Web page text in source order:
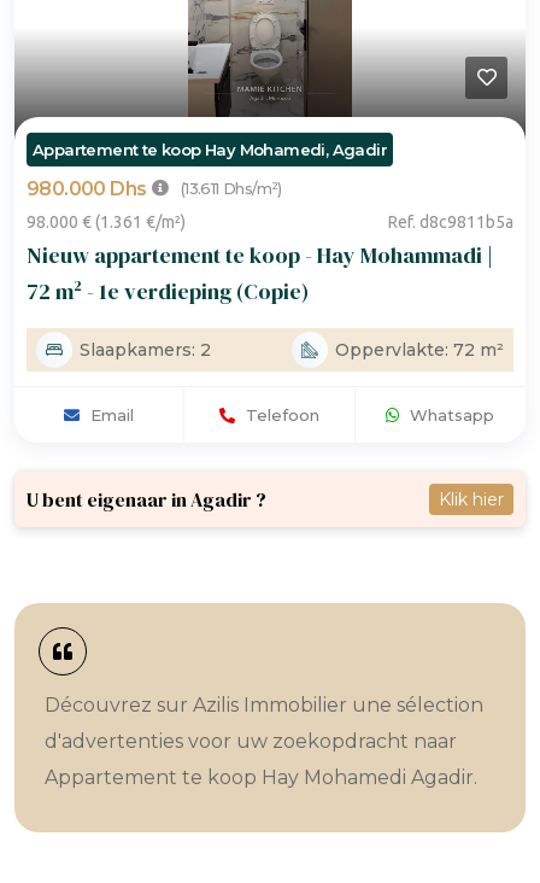
Appartement te koop Hay Mohamedi, Agadir
980.000 Dhs
(13.611 Dhs/m²)
98.000 € (1.361 €/m²)
Ref. d8c9811b5a
Nieuw appartement te koop - Hay Mohammadi |
72 m² - 1e verdieping (Copie)
Slaapkamers: 2 Oppervlakte: 72 m²
Email Telefoon Whatsapp
U bent eigenaar in Agadir ? Klik hier
Découvrez sur Azilis Immobilier une sélection
d'advertenties voor uw zoekopdracht naar
Appartement te koop Hay Mohamedi Agadir.